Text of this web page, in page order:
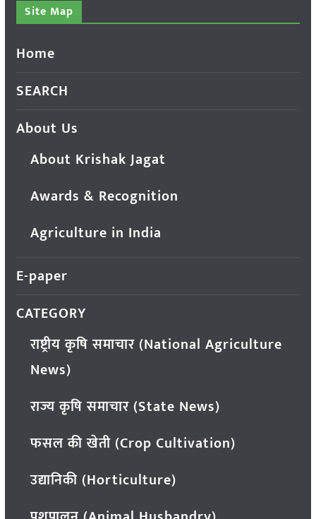
Site Map
Home
SEARCH
About Us
About Krishak Jagat
Awards & Recognition
Agriculture in India
E-paper
CATEGORY
राष्ट्रीय कृषि समाचार (National Agriculture
News)
राज्य कृषि समाचार (State News)
फसल की खेती (Crop Cultivation)
उद्यानिकी (Horticulture)